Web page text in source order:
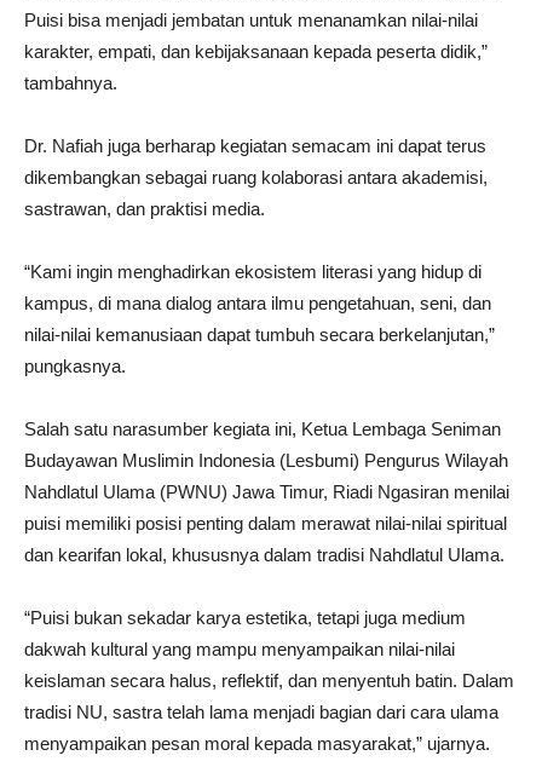
Puisi bisa menjadi jembatan untuk menanamkan nilai-nilai
karakter, empati, dan kebijaksanaan kepada peserta didik,”
tambahnya.
Dr. Nafiah juga berharap kegiatan semacam ini dapat terus
dikembangkan sebagai ruang kolaborasi antara akademisi,
sastrawan, dan praktisi media.
“Kami ingin menghadirkan ekosistem literasi yang hidup di
kampus, di mana dialog antara ilmu pengetahuan, seni, dan
nilai-nilai kemanusiaan dapat tumbuh secara berkelanjutan,”
pungkasnya.
Salah satu narasumber kegiata ini, Ketua Lembaga Seniman
Budayawan Muslimin Indonesia (Lesbumi) Pengurus Wilayah
Nahdlatul Ulama (PWNU) Jawa Timur, Riadi Ngasiran menilai
puisi memiliki posisi penting dalam merawat nilai-nilai spiritual
dan kearifan lokal, khususnya dalam tradisi Nahdlatul Ulama.
“Puisi bukan sekadar karya estetika, tetapi juga medium
dakwah kultural yang mampu menyampaikan nilai-nilai
keislaman secara halus, reflektif, dan menyentuh batin. Dalam
tradisi NU, sastra telah lama menjadi bagian dari cara ulama
menyampaikan pesan moral kepada masyarakat,” ujarnya.